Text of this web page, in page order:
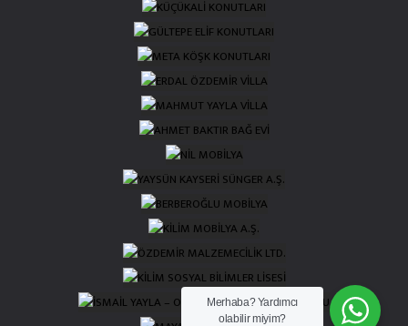
Merhaba?Yardımcı
olabilir miyim?